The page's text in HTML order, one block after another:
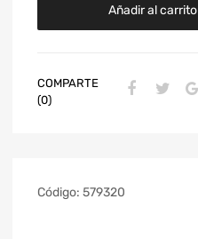
Añadir al carrito
COMPARTE
(0)
Código: 579320